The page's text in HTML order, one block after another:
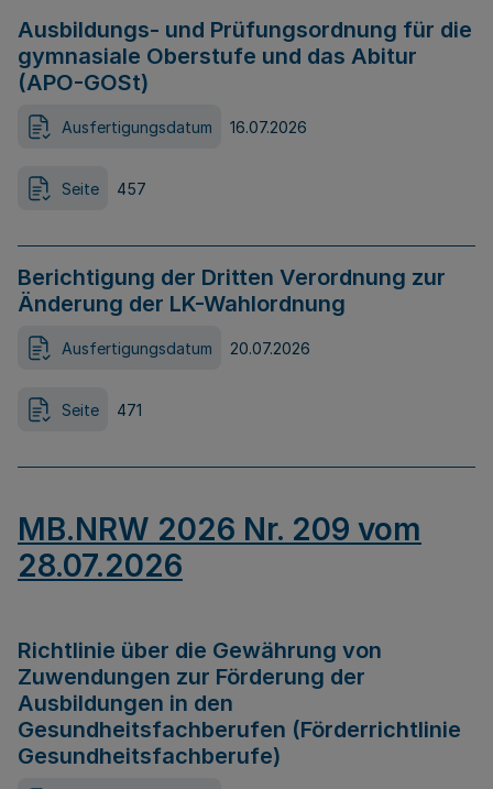
Ausbildungs- und Prüfungsordnung für die
gymnasiale Oberstufe und das Abitur
(APO-GOSt)
Ausfertigungsdatum 16.07.2026
Seite 457
Berichtigung der Dritten Verordnung zur
Änderung der LK-Wahlordnung
Ausfertigungsdatum 20.07.2026
Seite 471
MB.NRW 2026 Nr. 209 vom
28.07.2026
Richtlinie über die Gewährung von
Zuwendungen zur Förderung der
Ausbildungen in den
Gesundheitsfachberufen (Förderrichtlinie
Gesundheitsfachberufe)